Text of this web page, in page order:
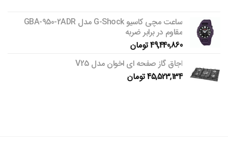
ساعت مچی کاسیو G-Shock مدل GBA-950-2ADR
مقاوم در برابر ضربه
49,440,860تومان
اجاق گاز صفحه ای اخوان مدل V25
45,523,134تومان